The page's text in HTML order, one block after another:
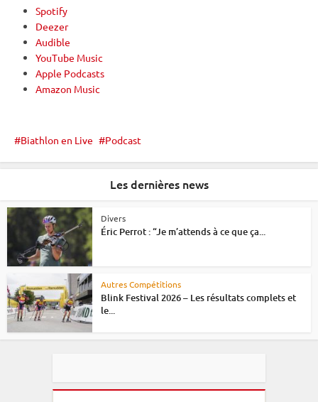
Spotify
Deezer
Audible
YouTube Music
Apple Podcasts
Amazon Music
Biathlon en Live Podcast
Les dernières news
Divers
Éric Perrot : “Je m’attends à ce que ça...
Autres Compétitions
Blink Festival 2026 – Les résultats complets et
le...